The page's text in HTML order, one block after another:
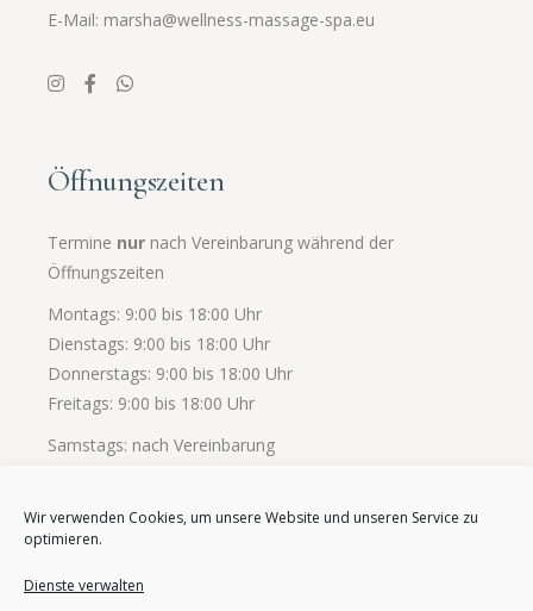
Wir verwenden Cookies, um unsere Website und unseren Service zu
optimieren.
Dienste verwalten
E-Mail: marsha@wellness-massage-spa.eu
Öffnungszeiten
Termine nur nach Vereinbarung während der
Öffnungszeiten
Montags: 9:00 bis 18:00 Uhr
Dienstags: 9:00 bis 18:00 Uhr
Donnerstags: 9:00 bis 18:00 Uhr
Freitags: 9:00 bis 18:00 Uhr
Samstags: nach Vereinbarung